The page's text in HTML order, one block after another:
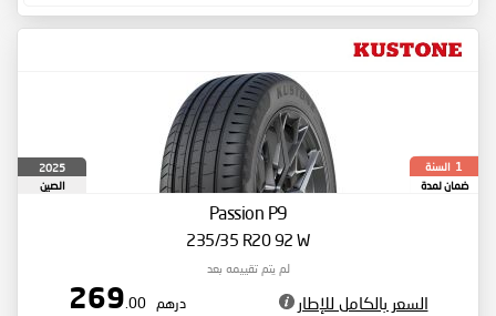
1 السنة
ضمان لمدة
2025
الصين
Passion P9
235/35 R20 92 W
لم يتم تقييمه بعد
السعر بالكامل للإطار درهم 269
.00